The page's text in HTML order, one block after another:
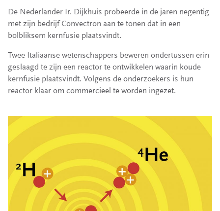
De Nederlander Ir. Dijkhuis probeerde in de jaren negentig
met zijn bedrijf Convectron aan te tonen dat in een
bolbliksem kernfusie plaatsvindt.
Twee Italiaanse wetenschappers beweren ondertussen erin
geslaagd te zijn een reactor te ontwikkelen waarin koude
kernfusie plaatsvindt. Volgens de onderzoekers is hun
reactor klaar om commercieel te worden ingezet.